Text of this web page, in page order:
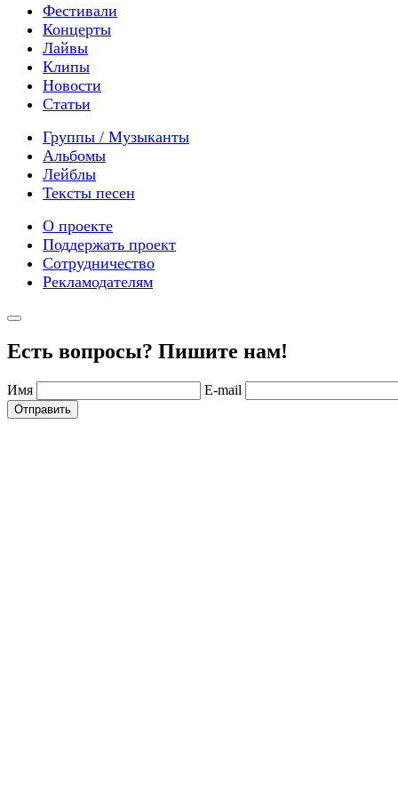
Фестивали
Концерты
Лайвы
Клипы
Новости
Статьи
Группы / Музыканты
Альбомы
Лейблы
Тексты песен
О проекте
Поддержать проект
Сотрудничество
Рекламодателям
Есть вопросы? Пишите нам!
Имя E-mail